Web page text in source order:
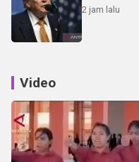
2 jam lalu
Video